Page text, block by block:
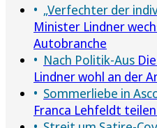
„Verfechter der
Minister Lindner
Autobranche
Nach Politik-Aus
Lindner wohl an der
Sommerliebe in
Franca Lehfeldt